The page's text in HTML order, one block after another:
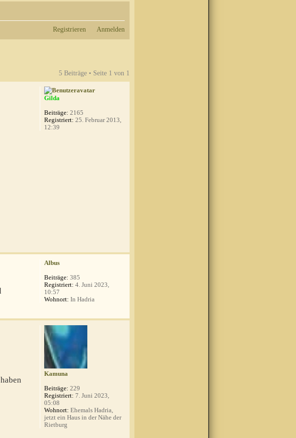
Registrieren Anmelden
5 Beiträge • Seite 1 von 1
Gilda
Beiträge: 2165
Registriert: 25. Februar 2013,
12:39
Albus
Beiträge: 385
Registriert: 4. Juni 2023,
10:57
Wohnort: In Hadria
Kamuna
Beiträge: 229
Registriert: 7. Juni 2023,
05:08
Wohnort: Ehemals Hadria,
jetzt ein Haus in der Nähe der
Rietburg